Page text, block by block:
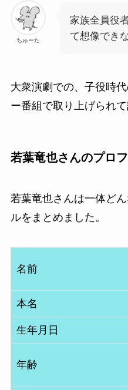
ちゅーた
家族全員役
て想像でき
大衆演劇での、子役時
ー番組で取り上げられ
若葉竜也さんのプロ
若葉竜也さんは一体ど
ルをまとめました。
名前
本名
生年月日
年齢